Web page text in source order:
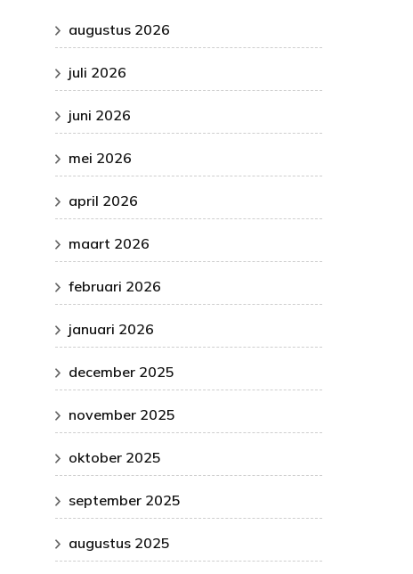
augustus 2026
juli 2026
juni 2026
mei 2026
april 2026
maart 2026
februari 2026
januari 2026
december 2025
november 2025
oktober 2025
september 2025
augustus 2025